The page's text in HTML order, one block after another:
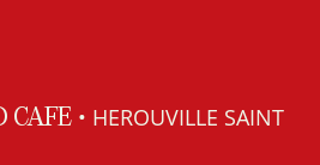
CAFE • HEROUVILLE SAINT